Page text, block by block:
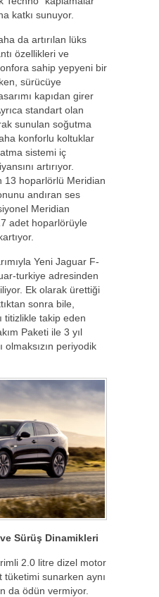
katkı sunuyor.
da artırılan lüks
özellikleri ve
sahip yepyeni bir
sürücüye
kapıdan girer
standart olan
sunulan soğutma
konforlu koltuklar
sistemi iç
artırıyor.
13 hoparlörlü Meridian
andıran ses
Meridian
adet hoparlörüyle
Yeni Jaguar F-
turkiye adresinden
Ek olarak ürettiği
sonra bile,
titizlikle takip eden
Paketi ile 3 yıl
olmaksızın periyodik
Sürüş Dinamikleri
2.0 litre dizel motor
tüketimi sunarken aynı
da ödün vermiyor.